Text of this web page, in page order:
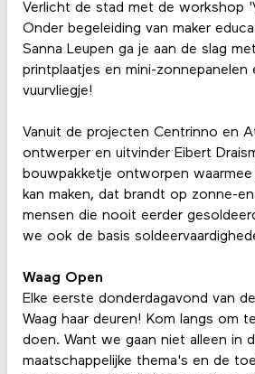
Verlicht de stad met de workshop
Onder begeleiding van maker
Sanna Leupen ga je aan de slag
printplaatjes en mini-zonnepanelen
vuurvliegje!
Vanuit de projecten Centrinno en
ontwerper en uitvinder Eibert
bouwpakketje ontworpen waarmee
kan maken, dat brandt op zonne-
mensen die nooit eerder
we ook de basis
Waag Open
Elke eerste donderdagavond van
Waag haar deuren! Kom langs om
doen. Want we gaan niet alleen in
maatschappelijke thema's en de